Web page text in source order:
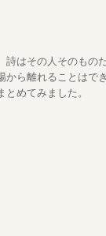
はその人そのもの
ら離れることはで
めてみました。